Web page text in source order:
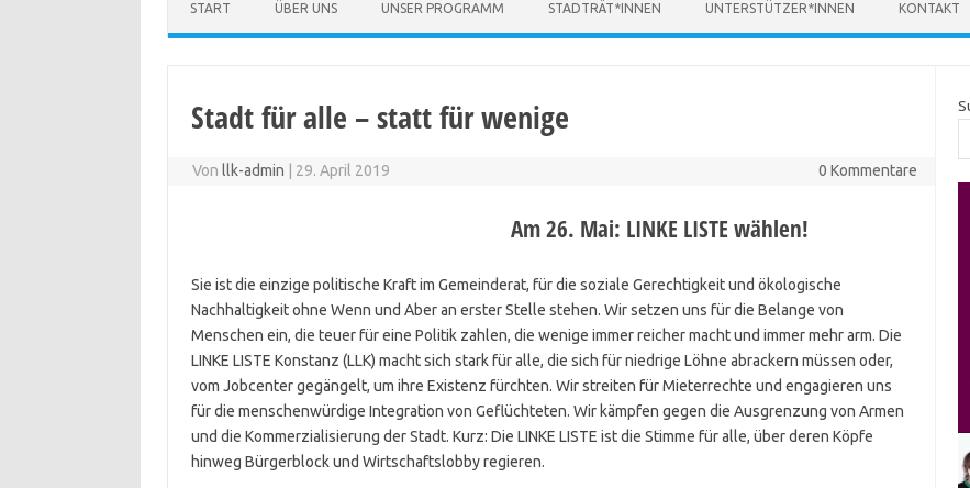
START ÜBER UNS UNSER PROGRAMM STADTRÄT*INNEN UNTERSTÜTZER*INNEN KONTAKT
Stadt für alle – statt für wenige
Von llk-admin 29. April 2019 0 Kommentare
Am 26. Mai: LINKE LISTE wählen!
Sie ist die einzige politische Kraft im Gemeinderat, für die soziale Gerechtigkeit und ökologische
Nachhaltigkeit ohne Wenn und Aber an erster Stelle stehen. Wir setzen uns für die Belange von
Menschen ein, die teuer für eine Politik zahlen, die wenige immer reicher macht und immer mehr arm. Die
LINKE LISTE Konstanz (LLK) macht sich stark für alle, die sich für niedrige Löhne abrackern müssen oder,
vom Jobcenter gegängelt, um ihre Existenz fürchten. Wir streiten für Mieterrechte und engagieren uns
für die menschenwürdige Integration von Geflüchteten. Wir kämpfen gegen die Ausgrenzung von Armen
und die Kommerzialisierung der Stadt. Kurz: Die LINKE LISTE ist die Stimme für alle, über deren Köpfe
hinweg Bürgerblock und Wirtschaftslobby regieren.